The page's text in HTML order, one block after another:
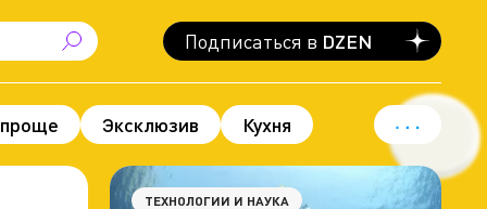
Подписаться в DZEN
Эксклюзив
Кухня
для гордости
Политика
ТЕХНОЛОГИИ И НАУКА